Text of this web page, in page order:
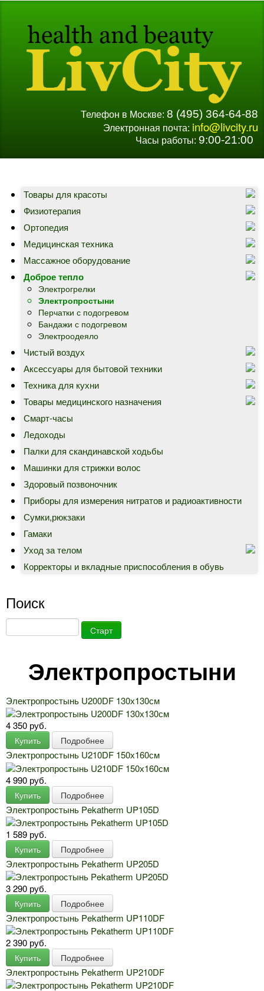
Телефон в Москве: 8 (495) 364-64-88
Электронная почта: info@livcity.ru
Часы работы: 9:00-21:00
Товары для красоты
Физиотерапия
Ортопедия
Медицинская техника
Массажное оборудование
Доброе тепло
Электрогрелки
Электропростыни
Перчатки с подогревом
Бандажи с подогревом
Электроодеяло
Чистый воздух
Аксессуары для бытовой техники
Техника для кухни
Товары медицинского назначения
Смарт-часы
Ледоходы
Палки для скандинавской ходьбы
Машинки для стрижки волос
Здоровый позвоночник
Приборы для измерения нитратов и радиоактивности
Сумки,рюкзаки
Гамаки
Уход за телом
Корректоры и вкладные приспособления в обувь
Поиск
Электропростыни
Электропростынь U200DF 130х130см
4 350 руб.
Купить Подробнее
Электропростынь U210DF 150х160см
4 990 руб.
Купить Подробнее
Электропростынь Pekatherm UP105D
1 589 руб.
Купить Подробнее
Электропростынь Pekatherm UP205D
3 290 руб.
Купить Подробнее
Электропростынь Pekatherm UP110DF
2 390 руб.
Купить Подробнее
Электропростынь Pekatherm UP210DF